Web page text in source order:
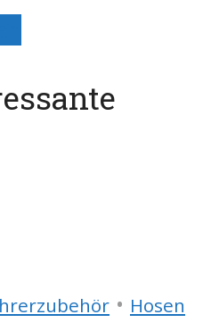
• Hosen